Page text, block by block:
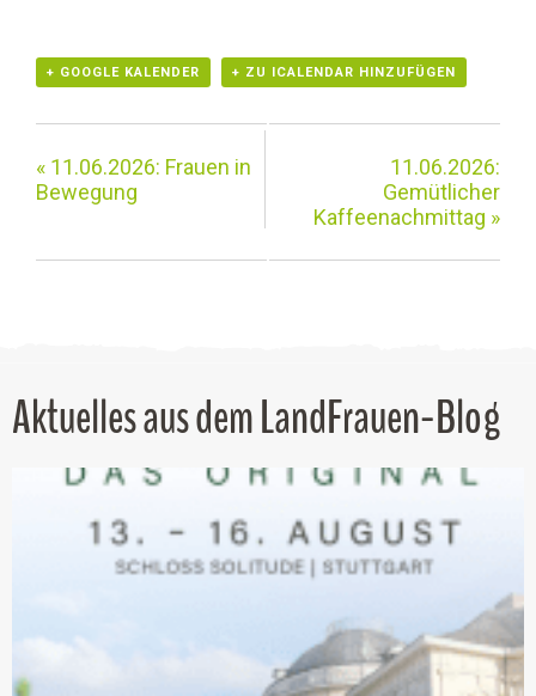
+ GOOGLE KALENDER + ZU ICALENDAR HINZUFÜGEN
« 11.06.2026: Frauen in
Bewegung
11.06.2026:
Gemütlicher
Kaffeenachmittag »
Aktuelles aus dem LandFrauen-Blog